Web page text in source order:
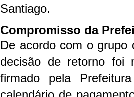
Santiago.
Compromisso da
De acordo com o grupo
decisão de retorno foi
firmado pela